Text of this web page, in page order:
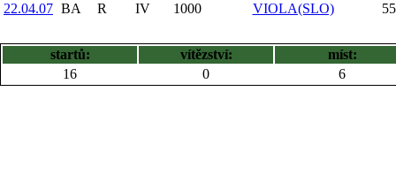
22.04.07 BA R IV 1000 VIOLA(SLO)
startů: vítězství:
míst:
16
0 6